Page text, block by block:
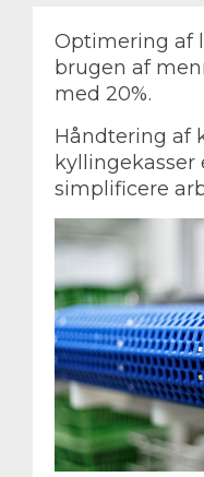
Optimering af
brugen af
med 20%.
Håndtering af
simplificere